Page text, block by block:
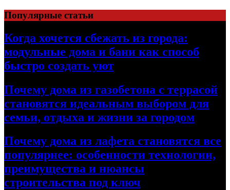
Перейти
к
содержимому
Популярные статьи
Когда хочется сбежать из города:
модульные дома и бани как способ
быстро создать уют
Почему дома из газобетона с террасой
становятся идеальным выбором для
семьи, отдыха и жизни за городом
Почему дома из лафета становятся все
популярнее: особенности технологии,
преимущества и нюансы
строительства под ключ